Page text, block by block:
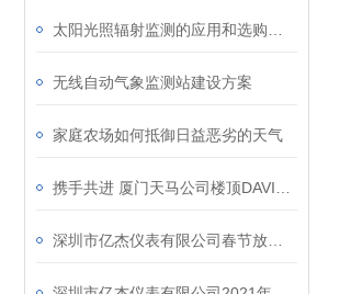
无线自动气象监测站建设方案
家庭农场如何抵御日益恶劣的天气